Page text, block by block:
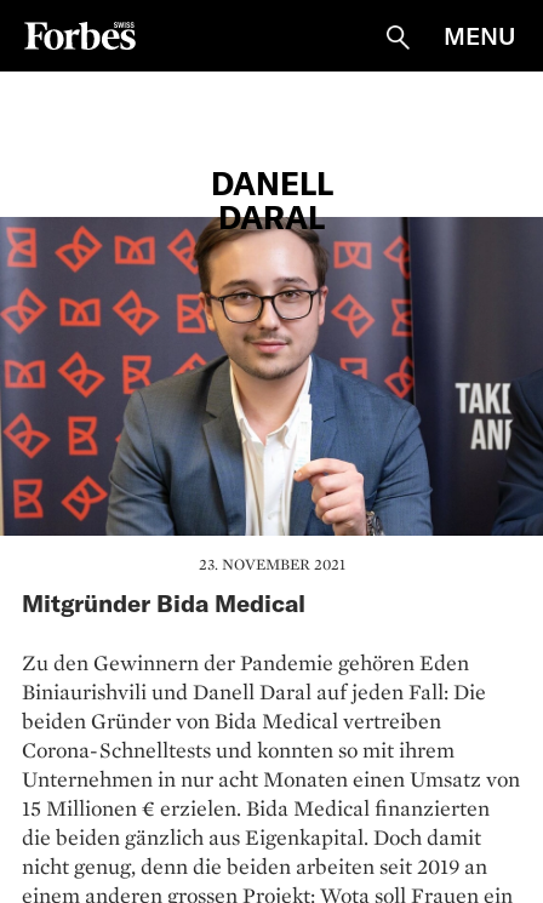
Suche
MENU
DANELL
DARAL
23. NOVEMBER 2021
Mitgründer Bida Medical
Zu den Gewinnern der Pandemie gehören Eden
Biniaurishvili und Danell Daral auf jeden Fall: Die
beiden Gründer von Bida Medical vertreiben
Corona-Schnelltests und konnten so mit ihrem
Unternehmen in nur acht Monaten einen Umsatz von
15 Millionen € erzielen. Bida Medical finan­zierten
die beiden gänzlich aus Eigenkapital. Doch damit
nicht genug, denn die beiden arbeiten seit 2019 an
einem anderen grossen Projekt: Wota soll Frauen ein